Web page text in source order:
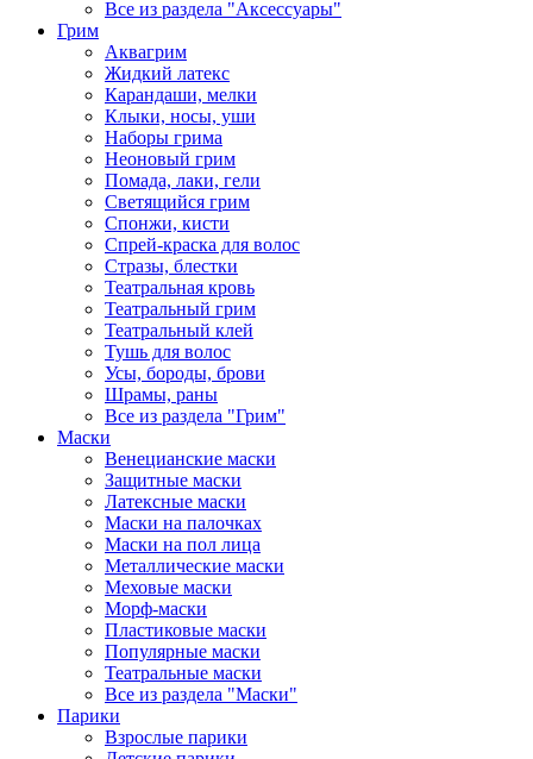
Все из раздела "Аксессуары"
Грим
Аквагрим
Жидкий латекс
Карандаши, мелки
Клыки, носы, уши
Наборы грима
Неоновый грим
Помада, лаки, гели
Светящийся грим
Спонжи, кисти
Спрей-краска для волос
Стразы, блестки
Театральная кровь
Театральный грим
Театральный клей
Тушь для волос
Усы, бороды, брови
Шрамы, раны
Все из раздела "Грим"
Маски
Венецианские маски
Защитные маски
Латексные маски
Маски на палочках
Маски на пол лица
Металлические маски
Меховые маски
Морф-маски
Пластиковые маски
Популярные маски
Театральные маски
Все из раздела "Маски"
Парики
Взрослые парики